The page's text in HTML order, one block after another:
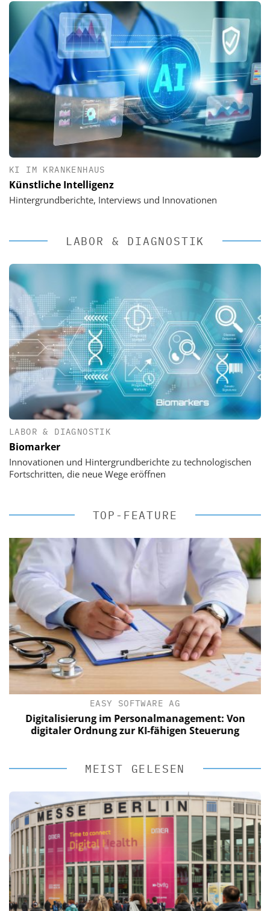
KI IM KRANKENHAUS
Künstliche Intelligenz
Hintergrundberichte, Interviews und Innovationen
LABOR & DIAGNOSTIK
LABOR & DIAGNOSTIK
Biomarker
Innovationen und Hintergrundberichte zu technologischen
Fortschritten, die neue Wege eröffnen
TOP-FEATURE
EASY SOFTWARE AG
Digitalisierung im Personalmanagement: Von
digitaler Ordnung zur KI-fähigen Steuerung
MEIST GELESEN